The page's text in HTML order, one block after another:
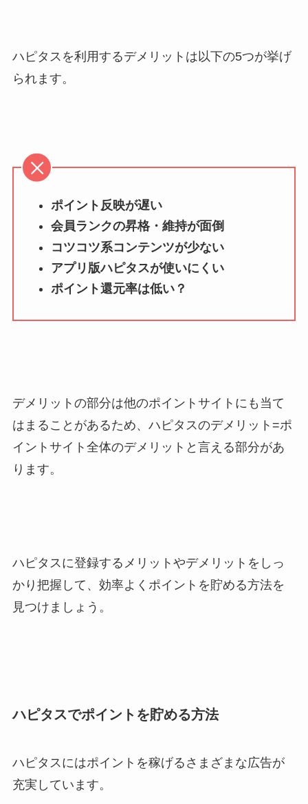
ハピタスを利用するデメリットは以下の5つが挙げ
られます。
ポイント反映が遅い
会員ランクの昇格・維持が面倒
コツコツ系コンテンツが少ない
アプリ版ハピタスが使いにくい
ポイント還元率は低い？
デメリットの部分は他のポイントサイトにも当て
はまることがあるため、ハピタスのデメリット=ポ
イントサイト全体のデメリットと言える部分があ
ります。
ハピタスに登録するメリットやデメリットをしっ
かり把握して、効率よくポイントを貯める方法を
見つけましょう。
ハピタスでポイントを貯める方法
ハピタスにはポイントを稼げるさまざまな広告が
充実しています。